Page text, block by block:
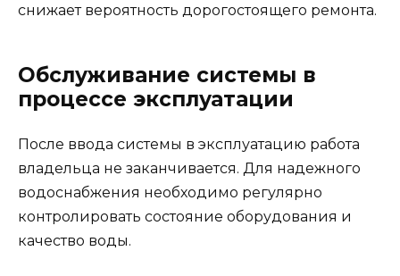
снижает вероятность дорогостоящего ремонта.
Обслуживание системы в
процессе эксплуатации
После ввода системы в эксплуатацию работа
владельца не заканчивается. Для надежного
водоснабжения необходимо регулярно
контролировать состояние оборудования и
качество воды.